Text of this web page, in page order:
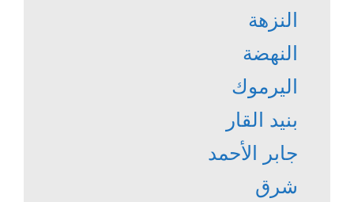
النزهة
النهضة
اليرموك
بنيد القار
جابر الأحمد
شرق